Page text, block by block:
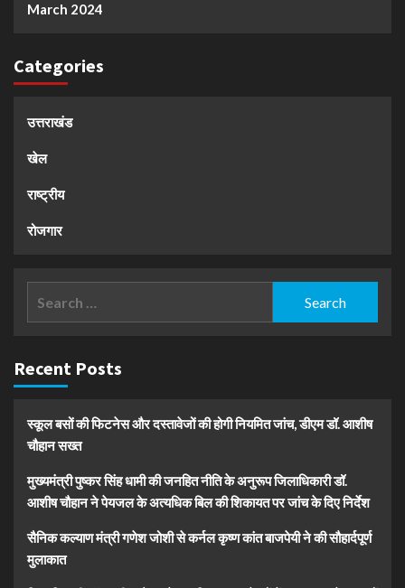
March 2024
Categories
उत्तराखंड
खेल
राष्ट्रीय
रोजगार
Recent Posts
स्कूल बसों की फिटनेस और दस्तावेजों की होगी नियमित जांच, डीएम डॉ. आशीष
चौहान सख्त
मुख्यमंत्री पुष्कर सिंह धामी की जनहित नीति के अनुरूप जिलाधिकारी डॉ.
आशीष चौहान ने पेयजल के अत्यधिक बिल की शिकायत पर जांच के दिए निर्देश
सैनिक कल्याण मंत्री गणेश जोशी से कर्नल कृष्ण कांत बाजपेयी ने की सौहार्दपूर्ण
मुलाकात